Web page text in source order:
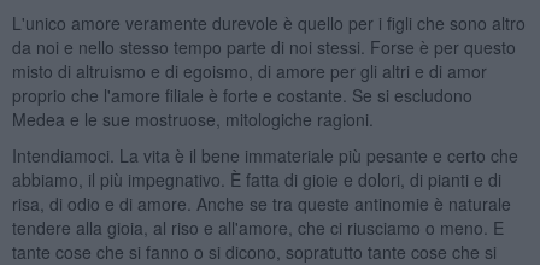
L'unico amore veramente durevole è quello per i figli che sono altro
da noi e nello stesso tempo parte di noi stessi. Forse è per questo
misto di altruismo e di egoismo, di amore per gli altri e di amor
proprio che l'amore filiale è forte e costante. Se si escludono
Medea e le sue mostruose, mitologiche ragioni.
Intendiamoci. La vita è il bene immateriale più pesante e certo che
abbiamo, il più impegnativo. È fatta di gioie e dolori, di pianti e di
risa, di odio e di amore. Anche se tra queste antinomie è naturale
tendere alla gioia, al riso e all'amore, che ci riusciamo o meno. E
tante cose che si fanno o si dicono, sopratutto tante cose che si